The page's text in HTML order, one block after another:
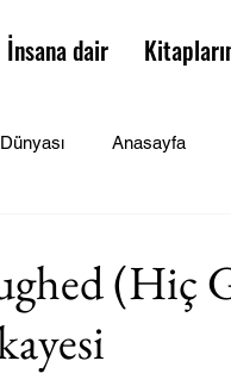
İnsana dair
Anasayfa
(Hiç